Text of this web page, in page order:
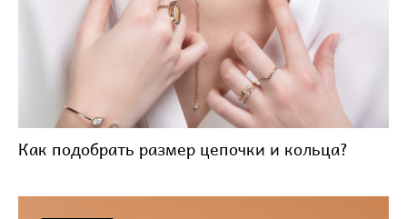
Как подобрать размер цепочки и кольца?